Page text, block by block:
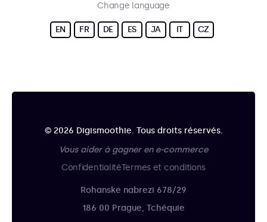
Change language
EN FR DE ES JA IT CZ
© 2026 Digismoothie. Tous droits réservés.
Vous aider à gagner en e-commerce
ConfidentialitéTermes et conditions
Rohanske nabrezi 678/29
186 00 Prague, Tchéquie